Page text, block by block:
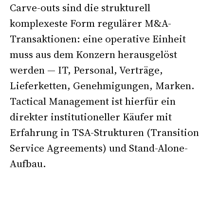
Carve-outs sind die strukturell
komplexeste Form regulärer M&A-
Transaktionen: eine operative Einheit
muss aus dem Konzern herausgelöst
werden — IT, Personal, Verträge,
Lieferketten, Genehmigungen, Marken.
Tactical Management ist hierfür ein
direkter institutioneller Käufer mit
Erfahrung in TSA-Strukturen (Transition
Service Agreements) und Stand-Alone-
Aufbau.